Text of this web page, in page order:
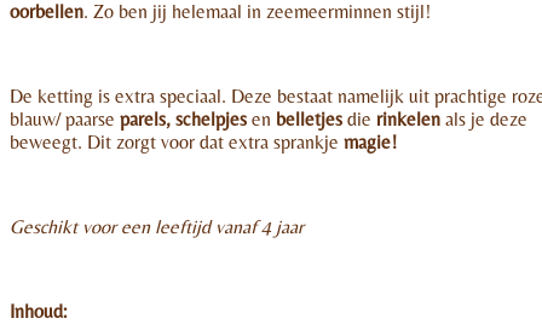
oorbellen. Zo ben jij helemaal in zeemeerminnen stijl!
De ketting is extra speciaal. Deze bestaat namelijk uit prachtige
blauw/ paarse parels, schelpjes en belletjes die rinkelen als je deze
beweegt. Dit zorgt voor dat extra sprankje magie!
Geschikt voor een leeftijd vanaf 4 jaar
Inhoud: